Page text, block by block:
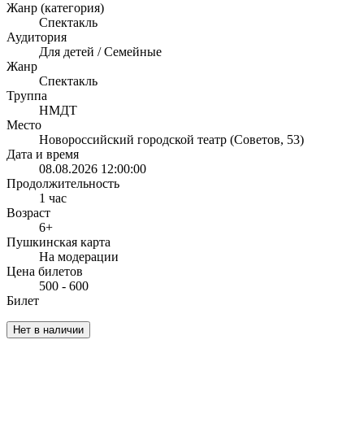
Жанр (категория)
Спектакль
Аудитория
Для детей / Семейные
Жанр
Спектакль
Труппа
НМДТ
Место
Новороссийский городской театр (Советов, 53)
Дата и время
08.08.2026 12:00:00
Продолжительность
1 час
Возраст
6+
Пушкинская карта
На модерации
Цена билетов
500 - 600
Билет
Нет в наличии